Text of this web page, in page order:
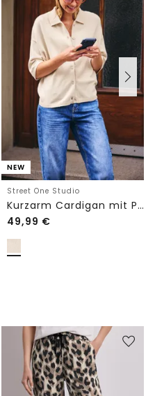
NEW
Street One Studio
Kurzarm Cardigan mit Polokragen
49,99 €